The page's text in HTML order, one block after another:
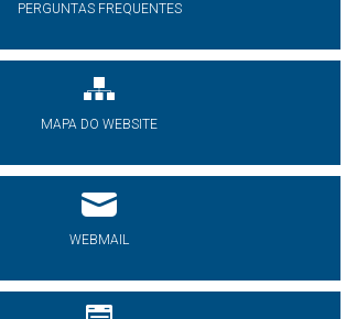
PERGUNTAS FREQUENTES
MAPA DO WEBSITE
WEBMAIL